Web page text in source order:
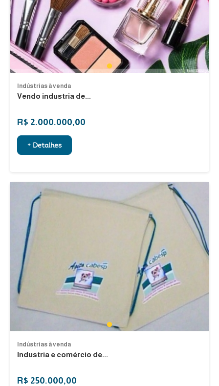
1
Indústrias à venda
Vendo industria de...
R$ 2.000.000,00
+ Detalhes
1
Indústrias à venda
Industria e comércio de...
R$ 250.000,00